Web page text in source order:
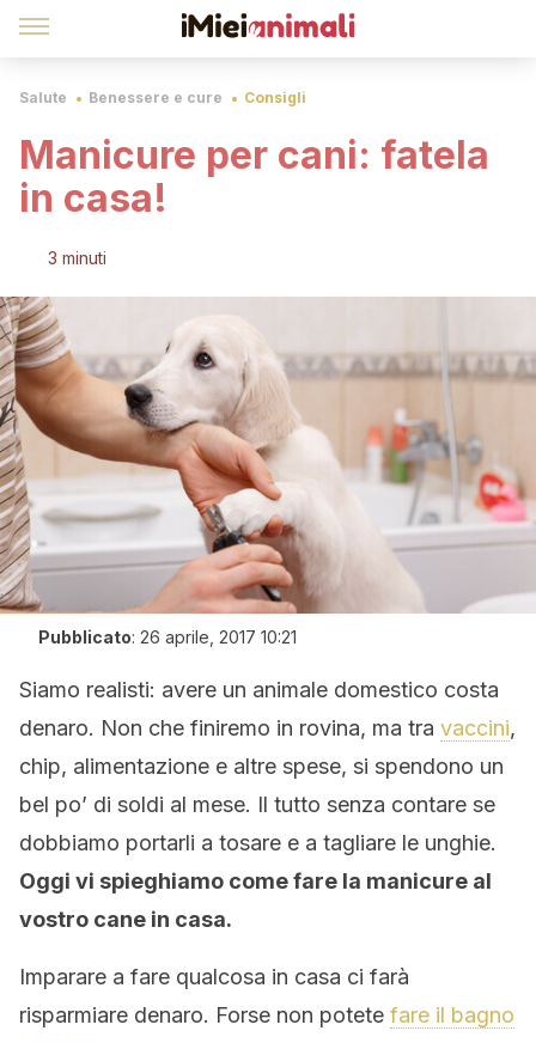
Salute Benessere e cure Consigli
Manicure per cani: fatela
in casa!
3 minuti
Pubblicato: 26 aprile, 2017 10:21
Siamo realisti: avere un animale domestico costa
denaro. Non che finiremo in rovina, ma tra vaccini,
chip, alimentazione e altre spese, si spendono un
bel po’ di soldi al mese. Il tutto senza contare se
dobbiamo portarli a tosare e a tagliare le unghie.
Oggi vi spieghiamo come fare la manicure al
vostro cane in casa.
Imparare a fare qualcosa in casa ci farà
risparmiare denaro. Forse non potete fare il bagno